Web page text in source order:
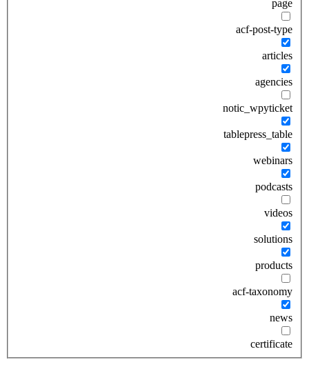
page
acf-post-type
articles
agencies
notic_wpyticket
tablepress_table
webinars
podcasts
videos
solutions
products
acf-taxonomy
news
certificate